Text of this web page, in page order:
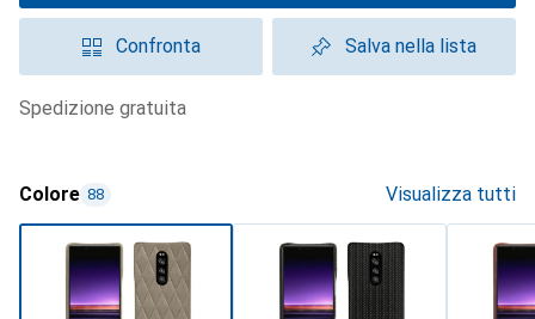
Confronta Salva nella lista
spedizione gratuita
Colore 88 Visualizza tutti